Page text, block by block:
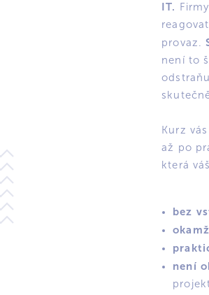
IT.
provaz.
není to
Kurz
až po
která
bez
není